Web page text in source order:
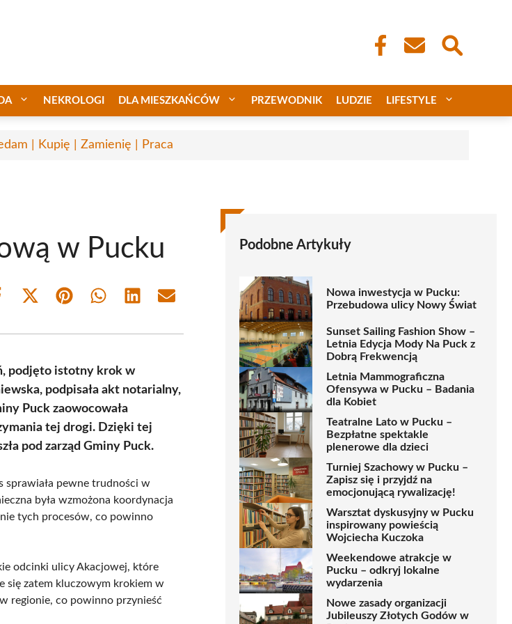
NEKROLOGI DLA MIESZKAŃCÓW PRZEWODNIK LUDZIE LIFESTYLE
| Kupię | Zamienię | Praca
w Pucku
Share
(Twitter)
Share Share Share Share
podjęto istotny krok w
podpisała akt notarialny,
Puck zaowocowała
tej drogi. Dzięki tej
pod zarząd Gminy Puck.
sprawiała pewne trudności w
była wzmożona koordynacja
tych procesów, co powinno
odcinki ulicy Akacjowej, które
się zatem kluczowym krokiem w
regionie, co powinno przynieść
Podobne Artykuły
Nowa inwestycja w Pucku:
Przebudowa ulicy Nowy Świat
Sunset Sailing Fashion Show –
Letnia Edycja Mody Na Puck z
Dobrą Frekwencją
Letnia Mammograficzna
Ofensywa w Pucku – Badania
dla Kobiet
Teatralne Lato w Pucku –
Bezpłatne spektakle
plenerowe dla dzieci
Turniej Szachowy w Pucku –
Zapisz się i przyjdź na
emocjonującą rywalizację!
Warsztat dyskusyjny w Pucku
inspirowany powieścią
Wojciecha Kuczoka
Weekendowe atrakcje w
Pucku – odkryj lokalne
wydarzenia
Nowe zasady organizacji
Jubileuszy Złotych Godów w